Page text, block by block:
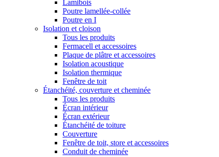
Lamibois
Poutre lamellée-collée
Poutre en I
Isolation et cloison
Tous les produits
Fermacell et accessoires
Plaque de plâtre et accessoires
Isolation acoustique
Isolation thermique
Fenêtre de toit
Étanchéité, couverture et cheminée
Tous les produits
Écran intérieur
Écran extérieur
Étanchéité de toiture
Couverture
Fenêtre de toit, store et accessoires
Conduit de cheminée